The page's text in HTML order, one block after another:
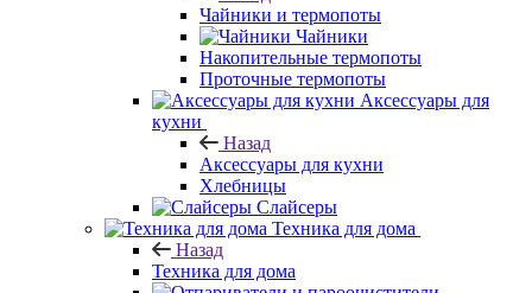
Чайники и термопоты
Чайники
Накопительные термопоты
Проточные термопоты
Аксессуары для
кухни
Назад
Аксессуары для кухни
Хлебницы
Слайсеры
Техника для дома
Назад
Техника для дома